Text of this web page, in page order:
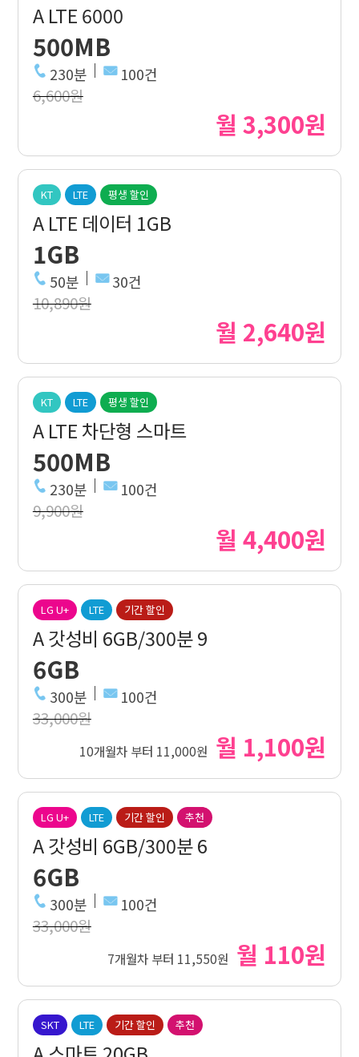
A LTE 6000
500MB
230분 100건
6,600원
월 3,300원
KT LTE 평생 할인
A LTE 데이터 1GB
1GB
50분 30건
10,890원
월 2,640원
KT LTE 평생 할인
A LTE 차단형 스마트
500MB
230분 100건
9,900원
월 4,400원
LG U+ LTE 기간 할인
A 갓성비 6GB/300분 9
6GB
300분 100건
33,000원
10개월차 부터 11,000원 월 1,100원
LG U+ LTE 기간 할인 추천
A 갓성비 6GB/300분 6
6GB
300분 100건
33,000원
7개월차 부터 11,550원 월 110원
SKT LTE 기간 할인 추천